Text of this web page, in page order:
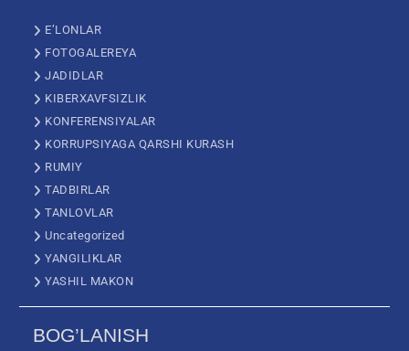
E’LONLAR
FOTOGALEREYA
JADIDLAR
KIBERXAVFSIZLIK
KONFERENSIYALAR
KORRUPSIYAGA QARSHI KURASH
RUMIY
TADBIRLAR
TANLOVLAR
Uncategorized
YANGILIKLAR
YASHIL MAKON
BOG’LANISH